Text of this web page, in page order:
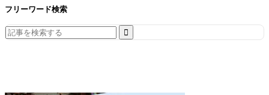
フリーワード検索
Search
for: